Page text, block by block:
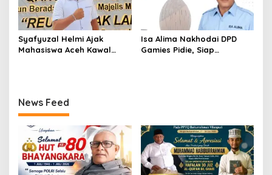
Syafyuzal Helmi Ajak
Mahasiswa Aceh Kawal
Isa Alima Nakhodai DPD
Gamies Pidie, Siap
News Feed